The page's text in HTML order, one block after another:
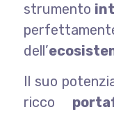
strumento
dell’
Il suo
ricco